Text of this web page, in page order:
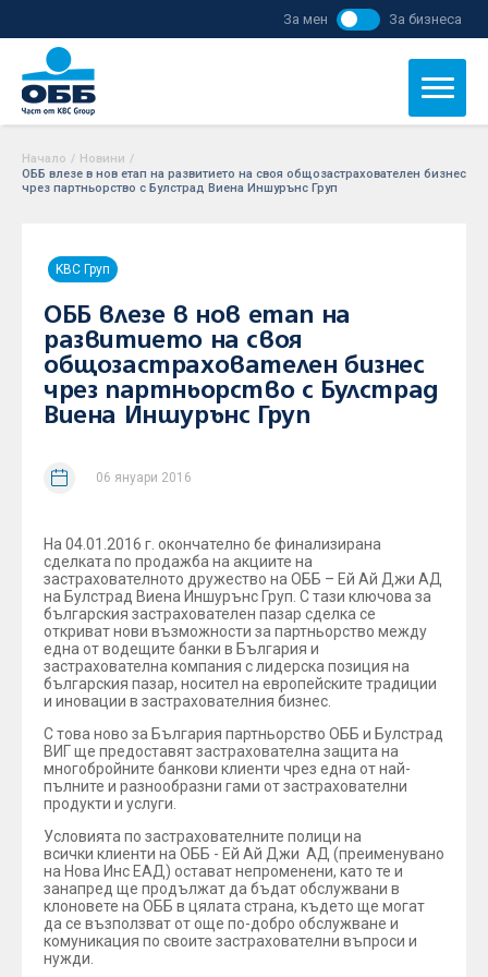
За мен За бизнеса
Начало / Новини /
ОББ влезе в нов етап на развитието на своя общозастрахователен бизнес
чрез партньорство с Булстрад Виена Иншурънс Груп
KBC Груп
ОББ влезе в нов етап на
развитието на своя
общозастрахователен бизнес
чрез партньорство с Булстрад
Виена Иншурънс Груп
06 януари 2016
На 04.01.2016 г. окончателно бе финализирана
сделката по продажба на акциите на
застрахователното дружество на ОББ – Ей Ай Джи АД
на Булстрад Виена Иншурънс Груп. С тази ключова за
българския застрахователен пазар сделка се
откриват нови възможности за партньорство между
една от водещите банки в България и
застрахователна компания с лидерска позиция на
българския пазар, носител на европейските традиции
и иновации в застрахователния бизнес.
С това ново за България партньорство ОББ и Булстрад
ВИГ ще предоставят застрахователна защита на
многобройните банкови клиенти чрез една от най-
пълните и разнообразни гами от застрахователни
продукти и услуги.
Условията по застрахователните полици на
всички клиенти на ОББ - Ей Ай Джи АД (преименувано
на Нова Инс ЕАД) остават непроменени, като те и
занапред ще продължат да бъдат обслужвани в
клоновете на ОББ в цялата страна, където ще могат
да се възползват от още по-добро обслужване и
комуникация по своите застрахователни въпроси и
нужди.